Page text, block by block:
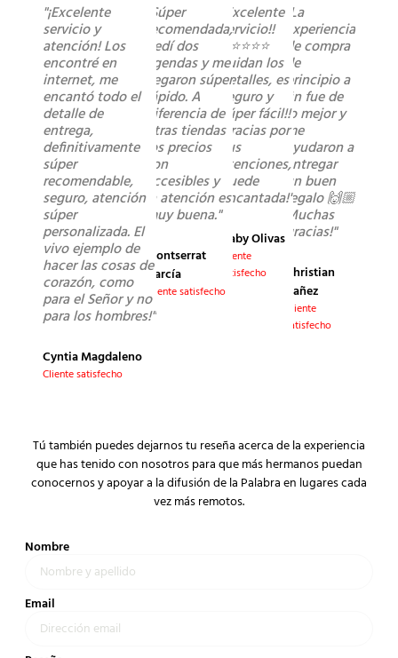
"¡Excelente
servicio y
atención! Los
encontré en
internet, me
encantó todo el
detalle de
entrega,
definitivamente
súper
recomendable,
seguro, atención
súper
personalizada. El
vivo ejemplo de
hacer las cosas de
corazón, como
para el Señor y no
para los hombres!"
Cyntia Magdaleno
Cliente satisfecho
"Súper
recomendada,
pedí dos
agendas y me
llegaron súper
rápido. A
diferencia de
otras tiendas
los precios
son
accesibles y
la atención es
muy buena."
Montserrat
García
Cliente satisfecho
"Excelente
servicio!!
⭐️⭐️⭐️⭐️⭐️
cuidan los
detalles, es
seguro y
súper fácil!!
Gracias por
sus
atenciones,
quede
encantada!"
Gaby Olivas
Cliente
satisfecho
"La
experiencia
de compra
de
principio a
fin fue de
lo mejor y
me
ayudaron a
entregar
un buen
regalo 🙌🏼
Muchas
gracias!"
Christian
Yañez
Cliente
satisfecho
Tú también puedes dejarnos tu reseña acerca de la experiencia
que has tenido con nosotros para que más hermanos puedan
conocernos y apoyar a la difusión de la Palabra en lugares cada
vez más remotos.
Nombre
Email